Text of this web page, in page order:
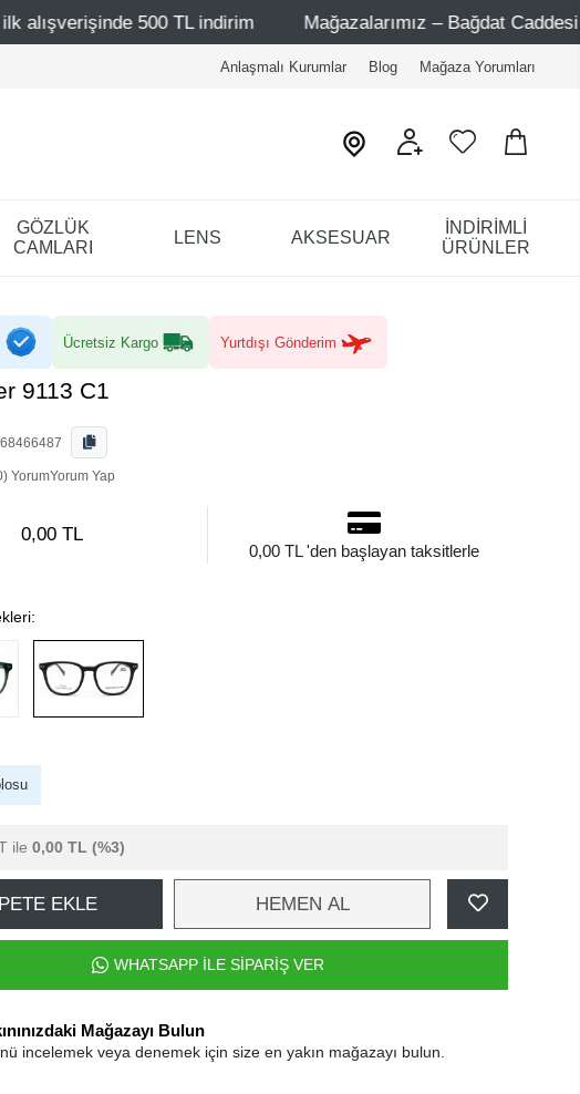
500 TL indirim Mağazalarımız – Bağdat Caddesi 1 - Bağdat
Anlaşmalı Kurumlar Blog Mağaza Yorumları
GÖZLÜK
CAMLARI
LENS AKSESUAR
İNDİRİMLİ
ÜRÜNLER
Ücretsiz Kargo Yurtdışı Gönderim
9113 C1
YorumYorum Yap
0,00 TL
0,00 TL 'den başlayan taksitlerle
ile 0,00 TL (%3)
EKLE HEMEN AL
WHATSAPP İLE SİPARİŞ VER
Mağazayı Bulun
incelemek veya denemek için size en yakın mağazayı bulun.